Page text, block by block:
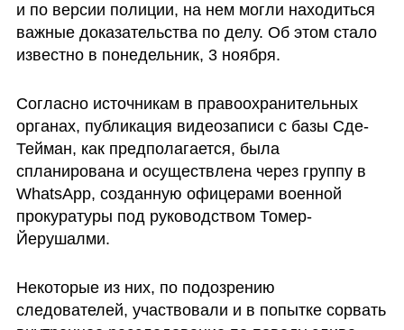
и по версии полиции, на нем могли находиться
важные доказательства по делу. Об этом стало
известно в понедельник, 3 ноября.
Согласно источникам в правоохранительных
органах, публикация видеозаписи с базы Сде-
Тейман, как предполагается, была
спланирована и осуществлена через группу в
WhatsApp, созданную офицерами военной
прокуратуры под руководством Томер-
Йерушалми.
Некоторые из них, по подозрению
следователей, участвовали и в попытке сорвать